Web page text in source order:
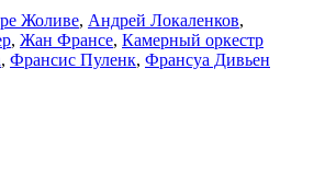
Жоливе, Андрей Локаленков,
, Жан Франсе, Камерный оркестр
, Франсис Пуленк, Франсуа Дивьен